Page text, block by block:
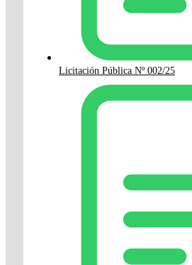
Licitación Pública Nº 002/25